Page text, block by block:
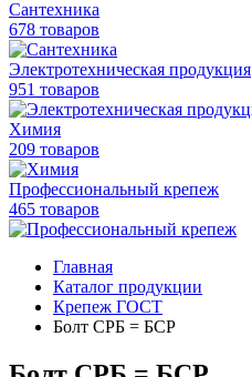
Сантехника
678 товаров
Электротехническая продукция
951 товаров
Химия
209 товаров
Профессиональный крепеж
465 товаров
Главная
Каталог продукции
Крепеж ГОСТ
Болт СРБ = БСР